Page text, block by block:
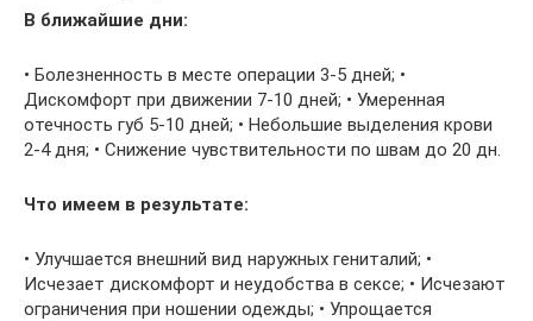
В ближайшие дни:
• Болезненность в месте операции 3-5 дней; •
Дискомфорт при движении 7-10 дней; • Умеренная
отечность губ 5-10 дней; • Небольшие выделения крови
2-4 дня; • Снижение чувствительности по швам до 20 дн.
Что имеем в результате:
• Улучшается внешний вид наружных гениталий; •
Исчезает дискомфорт и неудобства в сексе; • Исчезают
ограничения при ношении одежды; • Упрощается